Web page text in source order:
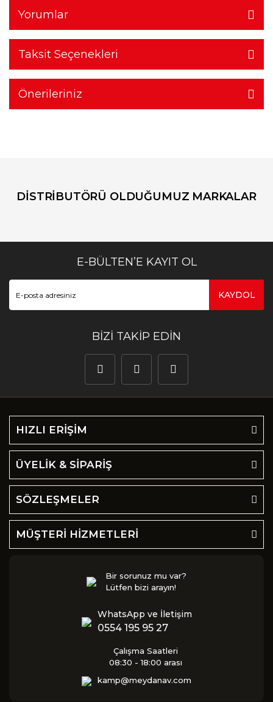
Yorumlar
Taksit Seçenekleri
Önerileriniz
DİSTRİBUTÖRÜ OLDUĞUMUZ MARKALAR
E-BÜLTEN’E KAYIT OL
KAYDOL
BİZİ TAKİP EDİN
HIZLI ERİŞİM
ÜYELİK & SİPARİŞ
SÖZLEŞMELER
MÜŞTERİ HİZMETLERİ
Bir sorunuz mu var?
Lütfen bizi arayın!
WhatsApp ve İletişim
0554 195 95 27
Çalışma Saatleri
08:30 - 18:00 arası
kamp@meydanav.com